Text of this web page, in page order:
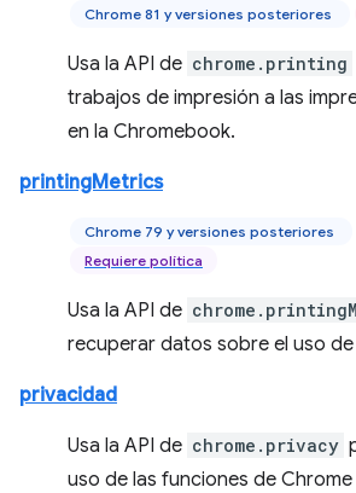
Chrome 81 y versiones posteriores
Usa la API de chrome.printing
trabajos de impresión a las
en la Chromebook.
printingMetrics
Chrome 79 y versiones posteriores
Requiere política
Usa la API de
recuperar datos sobre el uso de
privacidad
Usa la API de chrome.privacy
uso de las funciones de